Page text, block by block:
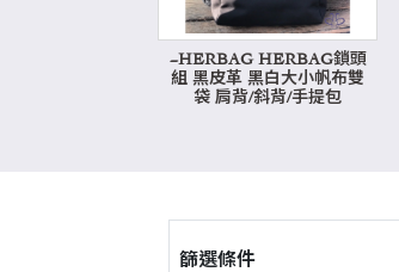
~HERBAG HERBAG鎖頭
組 黑皮革 黑白大小帆布雙
袋 肩背/斜背/手提包
篩選條件